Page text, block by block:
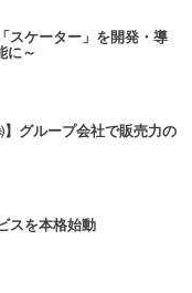
スケーター」を開発・導
に～
】グループ会社で販売力の
スを本格始動